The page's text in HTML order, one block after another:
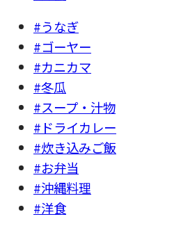
#うなぎ
#ゴーヤー
#カニカマ
#冬瓜
#スープ・汁物
#ドライカレー
#炊き込みご飯
#お弁当
#沖縄料理
#洋食